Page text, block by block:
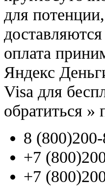
для
оплата
Яндекс
Visa для
обратиться »
8 (800
+7 (800
+7 (800